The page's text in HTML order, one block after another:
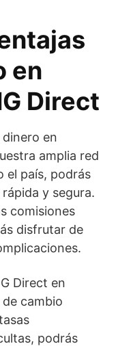
en
Direct
en
amplia red
el país, podrás
y segura.
comisiones
disfrutar de
Direct en
cambio
podrás